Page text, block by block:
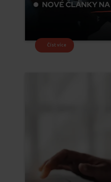
Číst více